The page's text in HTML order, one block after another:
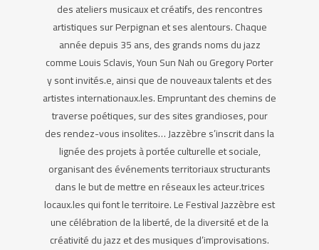
des ateliers musicaux et créatifs, des rencontres
artistiques sur Perpignan et ses alentours. Chaque
année depuis 35 ans, des grands noms du jazz
comme Louis Sclavis, Youn Sun Nah ou Gregory Porter
y sont invités.e, ainsi que de nouveaux talents et des
artistes internationaux.les. Empruntant des chemins de
traverse poétiques, sur des sites grandioses, pour
des rendez-vous insolites… Jazzèbre s’inscrit dans la
lignée des projets à portée culturelle et sociale,
organisant des événements territoriaux structurants
dans le but de mettre en réseaux les acteur.trices
locaux.les qui font le territoire. Le Festival Jazzèbre est
une célébration de la liberté, de la diversité et de la
créativité du jazz et des musiques d’improvisations.